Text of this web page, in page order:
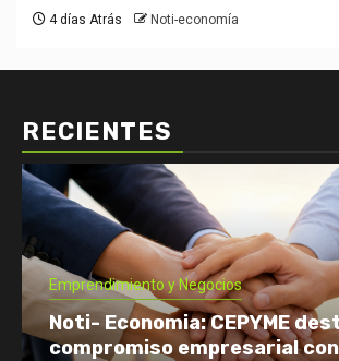
4 días Atrás Noti-economía
RECIENTES
Emprendimiento y Negocios
Noti- Economia: CEPYME
compromiso empresarial